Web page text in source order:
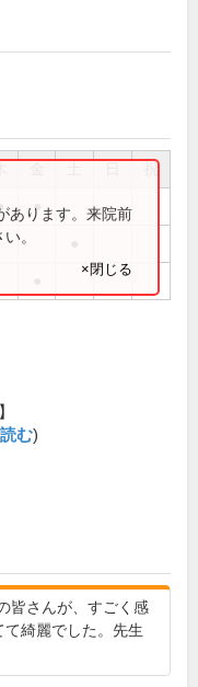
祝
● ●
あります。来院前
。
×閉じる
む)
皆さんが、すごく感
て綺麗でした。先生